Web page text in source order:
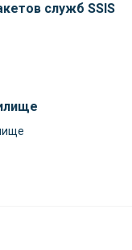
служб SSIS